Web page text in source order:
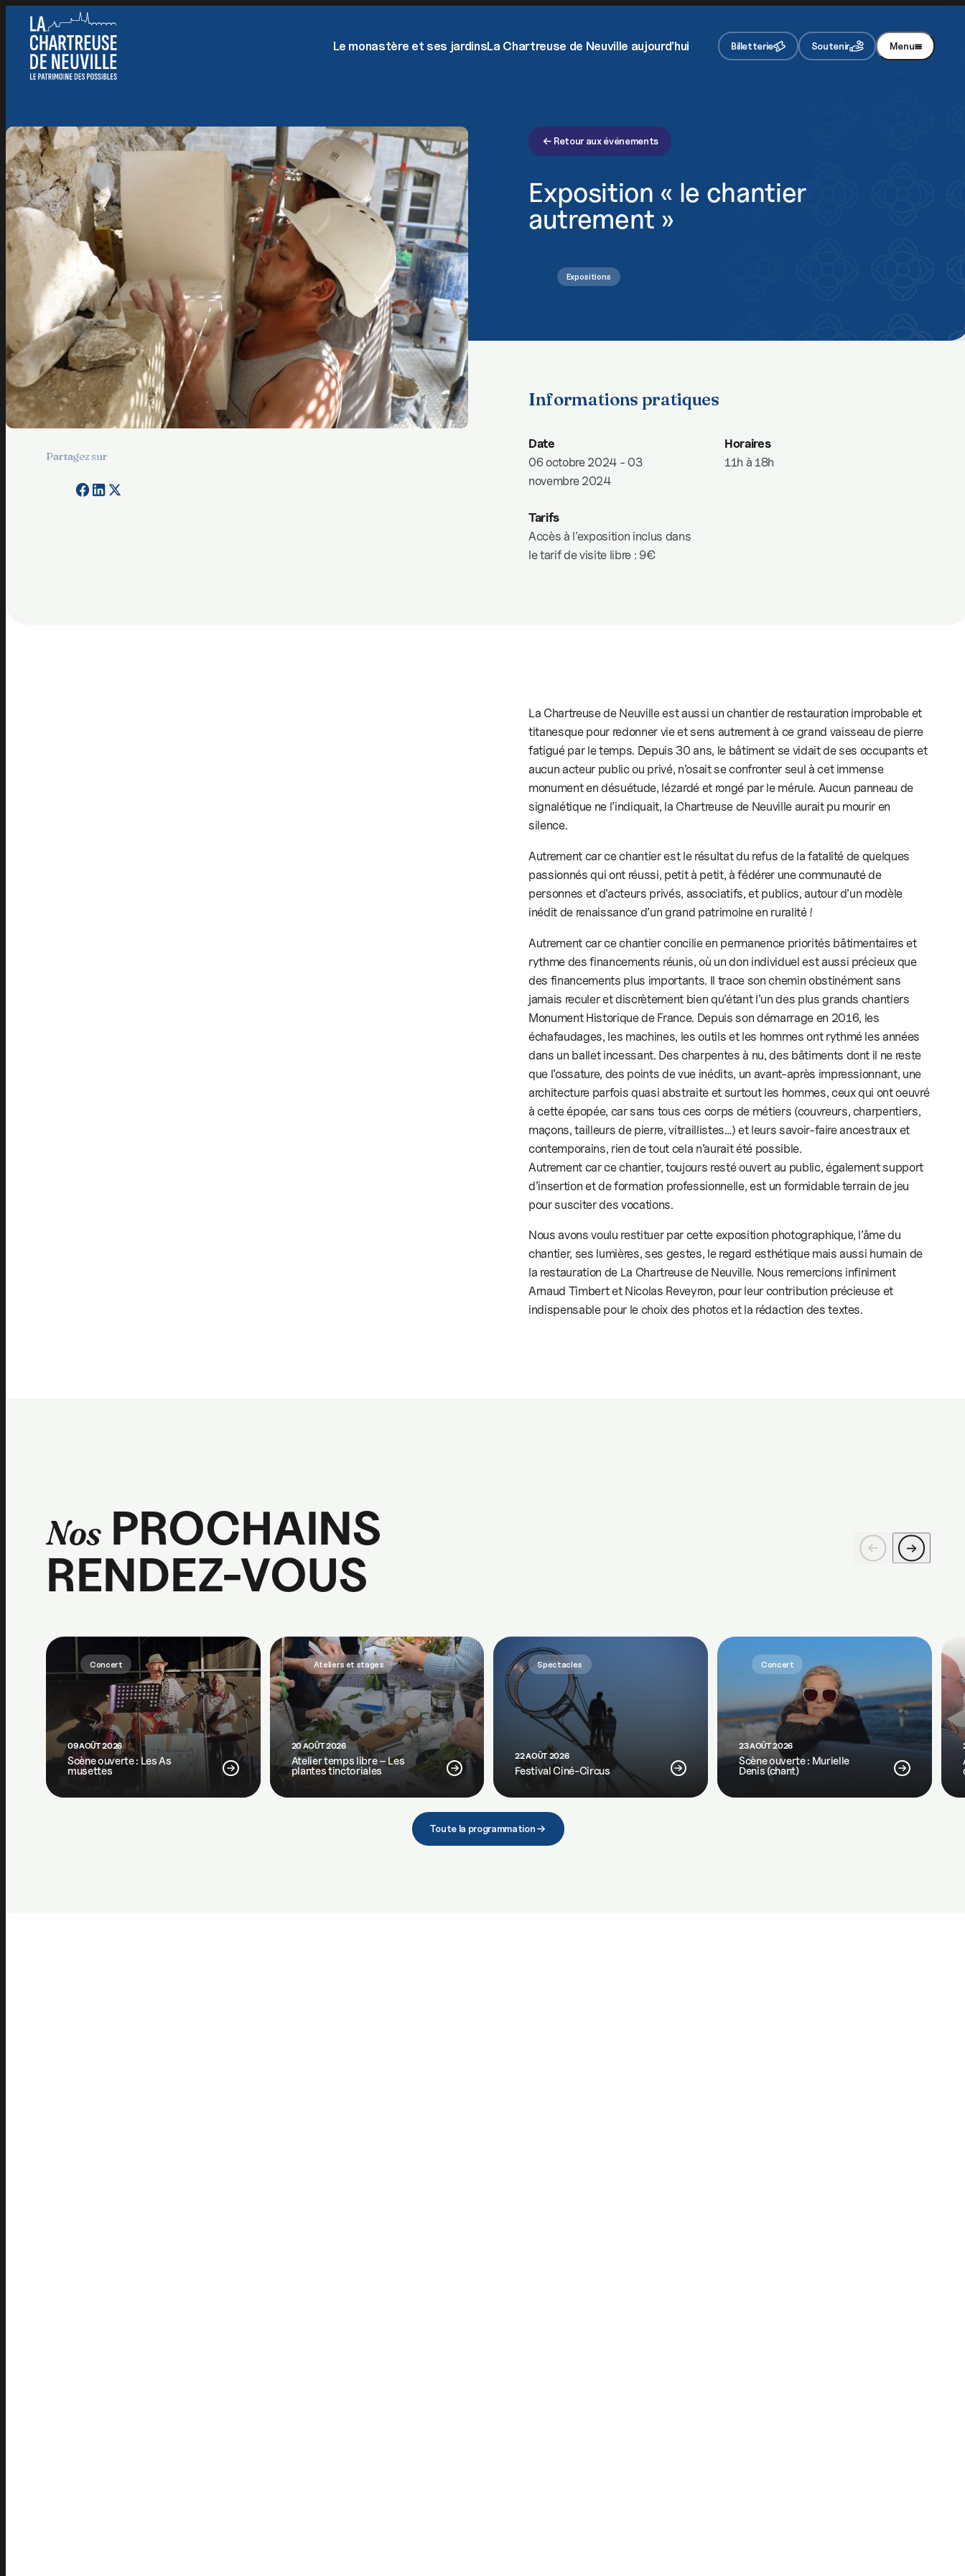
Le monastère et ses jardinsLa Chartreuse de Neuville aujourd’hui Billetterie Soutenir Menu
acceptez notrepolitique de confidentialité.
Retour aux événements
Exposition « le chantier
autrement »
Expositions
Partagez sur
Informations pratiques
Date
06 octobre 2024 - 03
novembre 2024
Horaires
11h à 18h
Tarifs
Accès à l’exposition inclus dans
le tarif de visite libre : 9€
La Chartreuse de Neuville est aussi un chantier de restauration improbable et
titanesque pour redonner vie et sens autrement à ce grand vaisseau de pierre
fatigué par le temps. Depuis 30 ans, le bâtiment se vidait de ses occupants et
aucun acteur public ou privé, n’osait se confronter seul à cet immense
monument en désuétude, lézardé et rongé par le mérule. Aucun panneau de
signalétique ne l’indiquait, la Chartreuse de Neuville aurait pu mourir en
silence.
Autrement car ce chantier est le résultat du refus de la fatalité de quelques
passionnés qui ont réussi, petit à petit, à fédérer une communauté de
personnes et d’acteurs privés, associatifs, et publics, autour d’un modèle
inédit de renaissance d’un grand patrimoine en ruralité !
Autrement car ce chantier concilie en permanence priorités bâtimentaires et
rythme des financements réunis, où un don individuel est aussi précieux que
des financements plus importants. Il trace son chemin obstinément sans
jamais reculer et discrètement bien qu’étant l’un des plus grands chantiers
Monument Historique de France. Depuis son démarrage en 2016, les
échafaudages, les machines, les outils et les hommes ont rythmé les années
dans un ballet incessant. Des charpentes à nu, des bâtiments dont il ne reste
que l’ossature, des points de vue inédits, un avant-après impressionnant, une
architecture parfois quasi abstraite et surtout les hommes, ceux qui ont oeuvré
à cette épopée, car sans tous ces corps de métiers (couvreurs, charpentiers,
maçons, tailleurs de pierre, vitraillistes…) et leurs savoir-faire ancestraux et
contemporains, rien de tout cela n’aurait été possible.
Autrement car ce chantier, toujours resté ouvert au public, également support
d’insertion et de formation professionnelle, est un formidable terrain de jeu
pour susciter des vocations.
Nous avons voulu restituer par cette exposition photographique, l’âme du
chantier, ses lumières, ses gestes, le regard esthétique mais aussi humain de
la restauration de La Chartreuse de Neuville. Nous remercions infiniment
Arnaud Timbert et Nicolas Reveyron, pour leur contribution précieuse et
indispensable pour le choix des photos et la rédaction des textes.
Nos PROCHAINS
RENDEZ-VOUS
Concert
09 AOÛT 2026
Scène ouverte : Les As
musettes
Ateliers et stages
20 AOÛT 2026
Atelier temps libre – Les
plantes tinctoriales
Spectacles
22 AOÛT 2026
Festival Ciné-Circus
Concert
23 AOÛT 2026
Scène ouverte : Murielle
Denis (chant)
Toute la programmation
Panneau de gestion des cookies